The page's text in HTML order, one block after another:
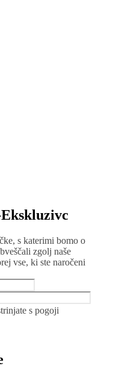
s katerimi bomo o
zgolj naše
vse, ki ste naročeni
s pogoji